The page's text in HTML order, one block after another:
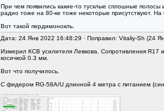
При чем появились какие-то тусклые сплошные
радио тоже на 80-ке тоже некоторые присутствуют. На
Вот такой пердимонокль.
Дата: 24 Янв 2022 16:48:29 · Поправил: Vitaliy-Sh (24
Измерил КСВ усилителя Левкова. Сопротивления
косичкой 0.3 мм.
Вот что получилось.
С фидером RG-58A/U длинной 4 метра с питанием